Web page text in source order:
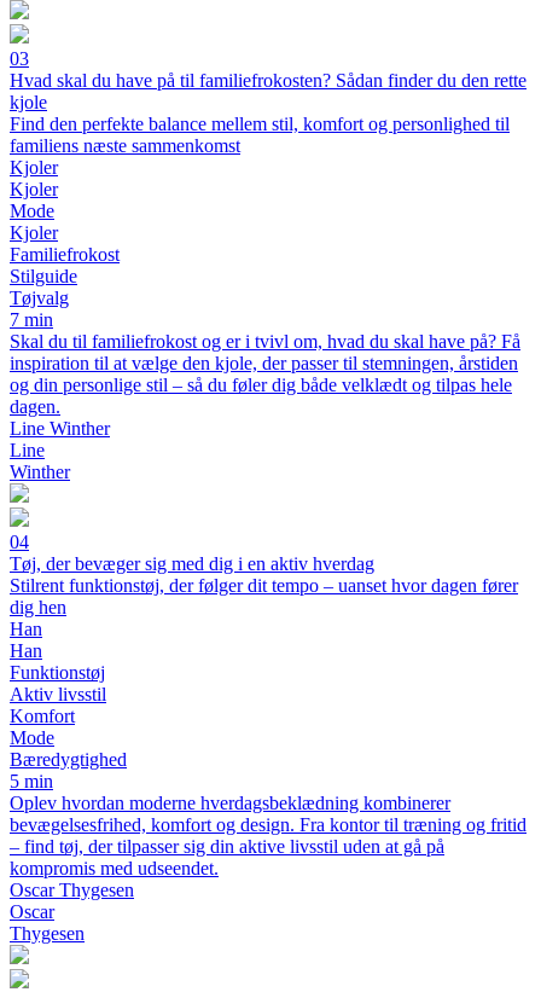
03
Hvad skal du have på til familiefrokosten? Sådan finder du den rette
kjole
Find den perfekte balance mellem stil, komfort og personlighed til
familiens næste sammenkomst
Kjoler
Kjoler
Mode
Kjoler
Familiefrokost
Stilguide
Tøjvalg
7 min
Skal du til familiefrokost og er i tvivl om, hvad du skal have på? Få
inspiration til at vælge den kjole, der passer til stemningen, årstiden
og din personlige stil – så du føler dig både velklædt og tilpas hele
dagen.
Line Winther
Line
Winther
04
Tøj, der bevæger sig med dig i en aktiv hverdag
Stilrent funktionstøj, der følger dit tempo – uanset hvor dagen fører
dig hen
Han
Han
Funktionstøj
Aktiv livsstil
Komfort
Mode
Bæredygtighed
5 min
Oplev hvordan moderne hverdagsbeklædning kombinerer
bevægelsesfrihed, komfort og design. Fra kontor til træning og fritid
– find tøj, der tilpasser sig din aktive livsstil uden at gå på
kompromis med udseendet.
Oscar Thygesen
Oscar
Thygesen